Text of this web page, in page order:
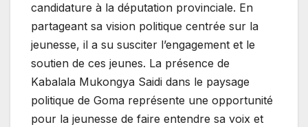
candidature à la députation provinciale. En
partageant sa vision politique centrée sur la
jeunesse, il a su susciter l’engagement et le
soutien de ces jeunes. La présence de
Kabalala Mukongya Saidi dans le paysage
politique de Goma représente une opportunité
pour la jeunesse de faire entendre sa voix et